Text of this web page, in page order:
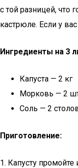
с той разницей, что
кастрюле. Если у
Ингредиенты на 3
Капуста — 2 кг
Морковь — 2
Соль — 2
Приготовление:
1. Капусту